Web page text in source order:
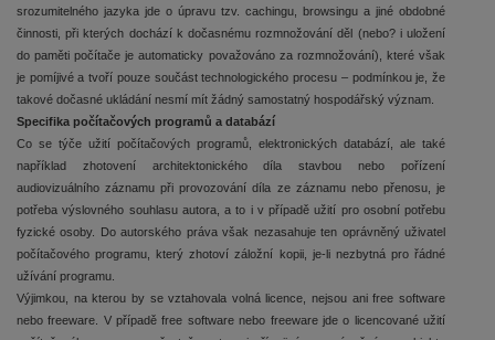
srozumitelného jazyka jde o úpravu tzv. cachingu, browsingu a jiné obdobné
činnosti, při kterých dochází k dočasnému rozmnožování děl (nebo? i uložení
do paměti počítače je automaticky považováno za rozmnožování), které však
je pomíjivé a tvoří pouze součást technologického procesu – podmínkou je, že
takové dočasné ukládání nesmí mít žádný samostatný hospodářský význam.
Specifika počítačových programů a databází
Co se týče užití počítačových programů, elektronických databází, ale také
například zhotovení architektonického díla stavbou nebo pořízení
audiovizuálního záznamu při provozování díla ze záznamu nebo přenosu, je
potřeba výslovného souhlasu autora, a to i v případě užití pro osobní potřebu
fyzické osoby. Do autorského práva však nezasahuje ten oprávněný uživatel
počítačového programu, který zhotoví záložní kopii, je-li nezbytná pro řádné
užívání programu.
Výjimkou, na kterou by se vztahovala volná licence, nejsou ani free software
nebo freeware. V případě free software nebo freeware jde o licencované užití